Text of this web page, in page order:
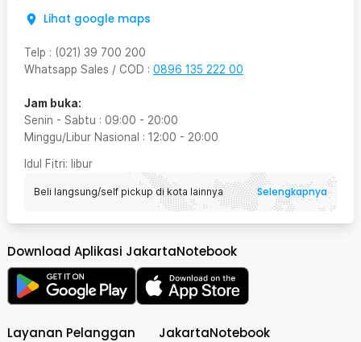
Lihat google maps
Telp : (021) 39 700 200
Whatsapp Sales / COD : 0896 135 222 00
Jam buka:
Senin - Sabtu : 09:00 - 20:00
Minggu/Libur Nasional : 12:00 - 20:00
Idul Fitri: libur
Beli langsung/self pickup di kota lainnya Selengkapnya
Download Aplikasi JakartaNotebook
Layanan Pelanggan JakartaNotebook